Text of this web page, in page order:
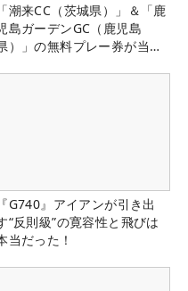
「潮来CC（茨城県）」＆「鹿
島ガーデンGC（鹿児島
）」の無料プレー券が当た
『G740』アイアンが引き出
“反則級”の寛容性と飛びは
当だった！